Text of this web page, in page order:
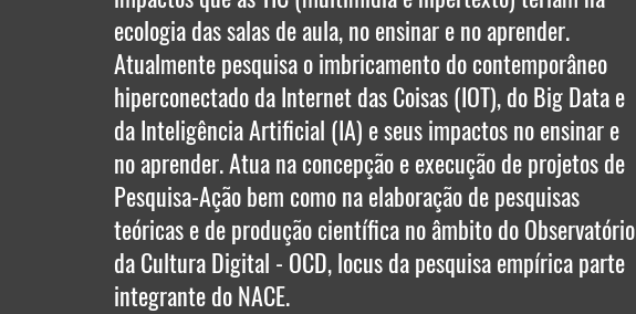
ecologia das salas de aula, no ensinar e no aprender.
Atualmente pesquisa o imbricamento do contemporâneo
hiperconectado da Internet das Coisas (IOT), do Big Data e
da Inteligência Artificial (IA) e seus impactos no ensinar e
no aprender. Atua na concepção e execução de projetos de
Pesquisa-Ação bem como na elaboração de pesquisas
teóricas e de produção científica no âmbito do Observatório
da Cultura Digital - OCD, locus da pesquisa empírica parte
integrante do NACE.